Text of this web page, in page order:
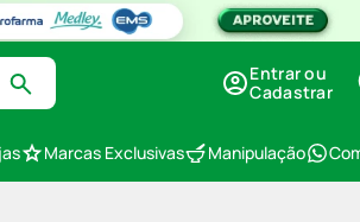
Entrar ou
Cadastrar
Marcas Exclusivas Manipulação